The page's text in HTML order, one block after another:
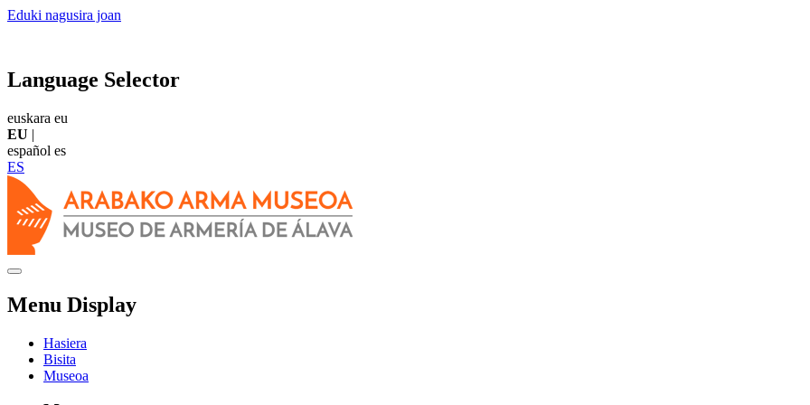
Eduki nagusira joan
Language Selector
euskara eu
EU |
español es
ES
Menu Display
Hasiera
Bisita
Museoa